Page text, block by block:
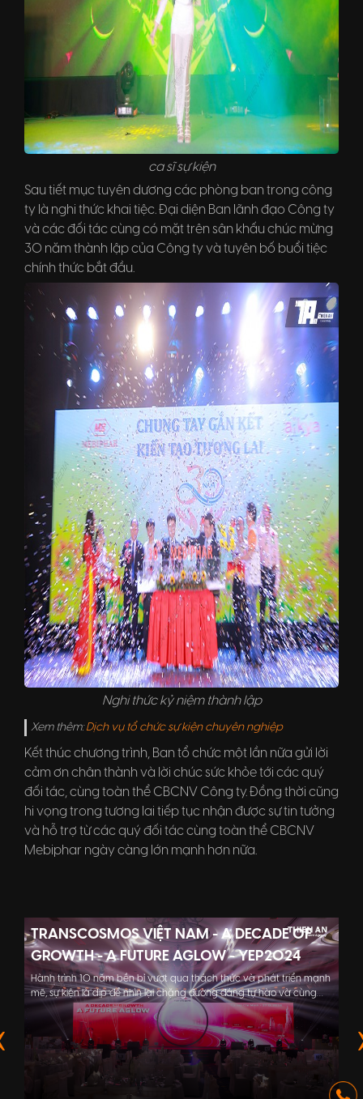
ca sĩ sự kiện
Sau tiết mục tuyên dương các phòng ban trong công
ty là nghi thức khai tiệc. Đại diện Ban lãnh đạo Công ty
và các đối tác cùng có mặt trên sân khấu chúc mừng
30 năm thành lập của Công ty và tuyên bố buổi tiệc
chính thức bắt đầu.
Nghi thức kỷ niệm thành lập
Xem thêm:Dịch vụ tổ chức sự kiện chuyên nghiệp
Kết thúc chương trình, Ban tổ chức một lần nữa gửi lời
cảm ơn chân thành và lời chúc sức khỏe tới các quý
đối tác, cùng toàn thể CBCNV Công ty. Đồng thời cũng
hi vọng trong tương lai tiếp tục nhận được sự tin tưởng
và hỗ trợ từ các quý đối tác cùng toàn thể CBCNV
Mebiphar ngày càng lớn mạnh hơn nữa.
TRANSCOSMOS VIỆT NAM - A DECADE OF
GROWTH - A FUTURE AGLOW - YEP2024
Hành trình 10 năm bền bỉ vượt qua thách thức và phát triển mạnh
mẽ, sự kiện là dịp để nhìn lại chặng đường đáng tự hào và cùng
hướng về một tương lai rực rỡ, tràn đầy hy vọng. Đây không chỉ là
một cột mốc quan trọng, mà còn là lời nhắc nhở sâu sắc về những
giá trị bền vững mà côn...